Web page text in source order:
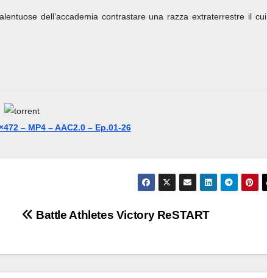
dell’accademia contrastare una razza extraterrestre il cui
– MP4 – AAC2.0 – Ep.01-26
Battle Athletes Victory ReSTART